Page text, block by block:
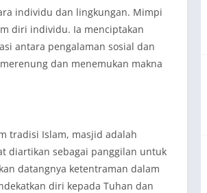
individu dan lingkungan. Mimpi
diri individu. Ia menciptakan
antara pengalaman sosial dan
dan menemukan makna
tradisi Islam, masjid adalah
diartikan sebagai panggilan untuk
datangnya ketentraman dalam
diri kepada Tuhan dan